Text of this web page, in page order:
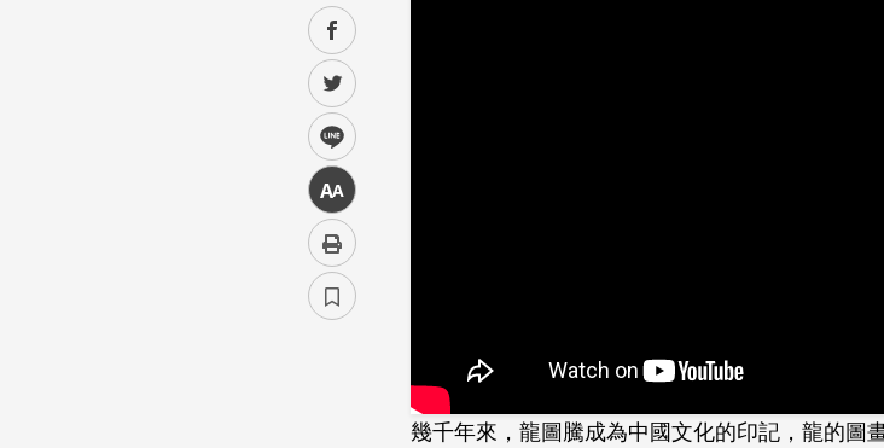
facebook
twitter
line
中
幾千年來，龍圖騰成為中國文化的印記，龍的圖